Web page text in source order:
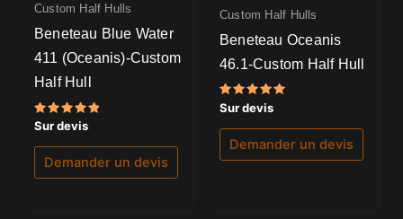
Custom Half Hulls
Beneteau Blue Water
411 (Oceanis)-Custom
Half Hull
Note
5.00
sur 5
Sur devis
Demander un devis
Custom Half Hulls
Beneteau Oceanis
46.1-Custom Half Hull
Note
5.00
sur 5
Sur devis
Demander un devis